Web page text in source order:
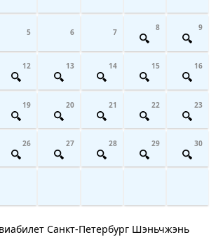
5 6 7 8 9
12 13 14 15 16
19 20 21 22 23
26 27 28 29 30
Санкт-Петербург Шэньчжэнь